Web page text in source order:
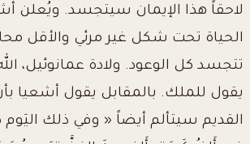
لاحقاً هذا الإيمان سيتجسد. ويُعلن
الحياة تحت شكل غير مرئي والأقل
تتجسد كل الوعود. ولادة عمانوئيل،
يقول للملك. بالمقابل يقول أشعيا
القديم سيتألم أيضاً « وفي ذلك